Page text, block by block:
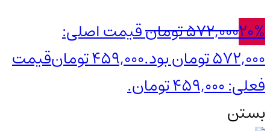
20%
572,000تومانقیمت اصلی:
572,000 تومان بود.
459,000تومانقیمت
فعلی: 459,000 تومان.
بستن